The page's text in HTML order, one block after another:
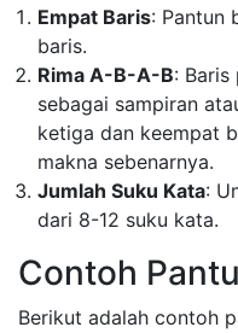
Empat Baris: Pantun
baris.
Rima A-B-A-B:
sebagai sampiran
ketiga dan keempat
makna sebenarnya.
Jumlah Suku Kata:
dari 8-12 suku kata.
Contoh
Berikut adalah contoh